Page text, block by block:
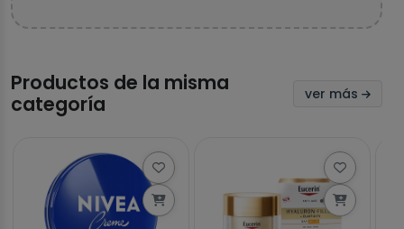
Productos de la misma
categoría
ver más